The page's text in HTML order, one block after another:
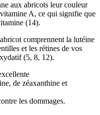
aux abricots leur couleur
A, ce qui signifie que
(14).
comprennent la lutéine
et les rétines de vos
(5, 8, 12).
de zéaxanthine et
les dommages.